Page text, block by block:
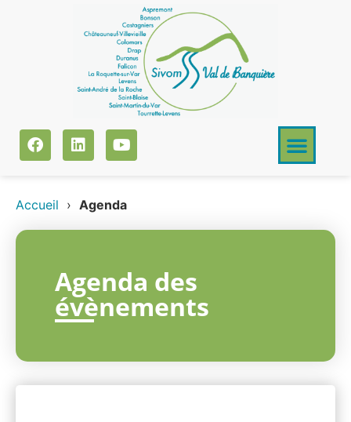
Accueil › Agenda
Agenda des
évènements